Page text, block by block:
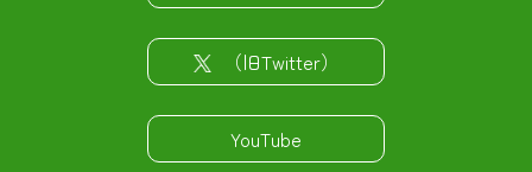
（旧Twitter）
YouTube